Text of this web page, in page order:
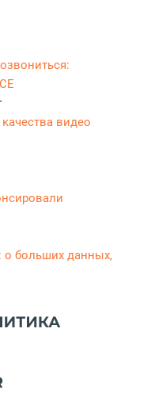
видео
о больших данных,